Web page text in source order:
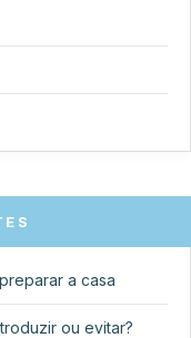
a casa
ou evitar?